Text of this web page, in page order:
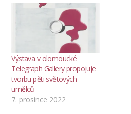
Výstava v olomoucké
Telegraph Gallery propojuje
tvorbu pěti světových
umělců
7. prosince 2022